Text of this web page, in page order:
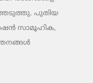
പുതിയ
സാമൂഹിക,